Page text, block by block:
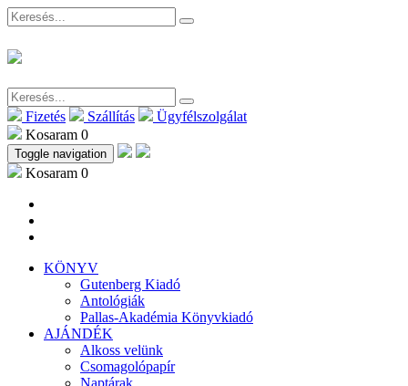
Fizetés Szállítás
Ügyfélszolgálat
Kosaram 0
Toggle navigation
Kosaram 0
KÖNYV
Gutenberg Kiadó
Antológiák
Pallas-Akadémia Könyvkiadó
AJÁNDÉK
Alkoss velünk
Csomagolópapír
Naptárak